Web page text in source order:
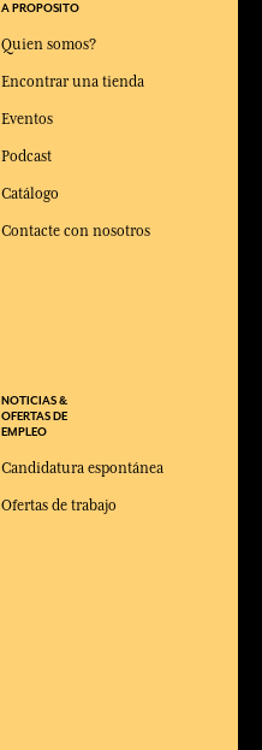
A PROPOSITO
Quien somos?
Encontrar una tienda
Eventos
Podcast
Catálogo
Contacte con nosotros
NOTICIAS &
OFERTAS DE
EMPLEO
Candidatura espontánea
Ofertas de trabajo